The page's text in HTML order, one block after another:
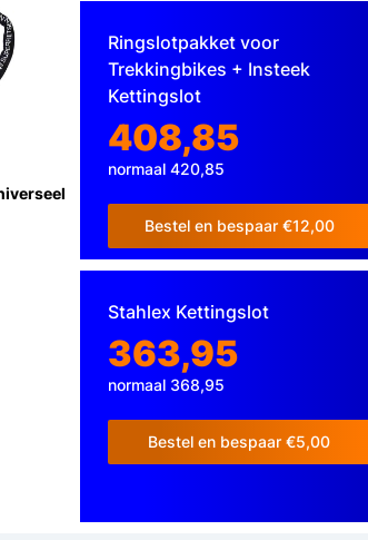
Ringslotpakket voor
Trekkingbikes + Insteek
Kettingslot
408,85
normaal 420,85
Bestel en bespaar €12,00
Stahlex Kettingslot
363,95
normaal 368,95
Bestel en bespaar €5,00